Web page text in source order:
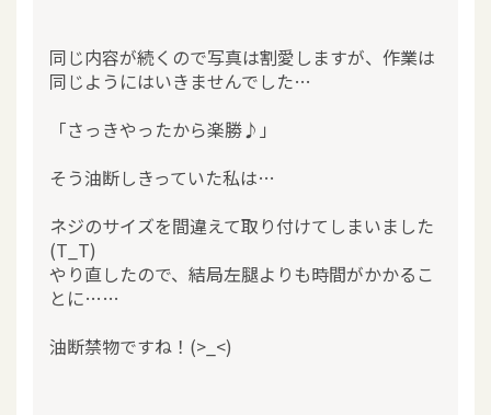
同じ内容が続くので写真は割愛しますが、作業は
同じようにはいきませんでした…
「さっきやったから楽勝♪」
そう油断しきっていた私は…
ネジのサイズを間違えて取り付けてしまいました
(T_T)
やり直したので、結局左腿よりも時間がかかるこ
とに……
油断禁物ですね！(>_<)